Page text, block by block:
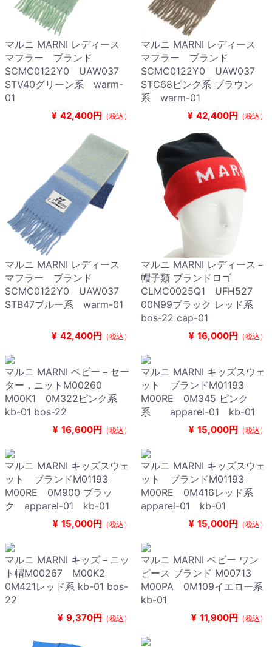
マルニ MARNI レディース
マフラー ブランド
SCMC0122Y0 UAW037
STV40グリーン系 warm-
01
¥ 42,400円 （税込）
マルニ MARNI レディース
マフラー ブランド
SCMC0122Y0 UAW037
STC68ピンク系 ブラウン
系 warm-01
¥ 42,400円 （税込）
マルニ MARNI レディース
マフラー ブランド
SCMC0122Y0 UAW037
STB47ブルー系 warm-01
¥ 42,400円 （税込）
マルニ MARNI レディース－
帽子類 ブランドロゴ
CLMC0025Q1 UFH527
00N99ブラック レッド系
bos-22 cap-01
¥ 16,000円 （税込）
マルニ MARNI ベビー－セー
ター，ニットM00260
M00K1 0M322ピンク系
kb-01 bos-22
¥ 16,600円 （税込）
マルニ MARNI キッズスウェ
ット ブランドM01193
M00RE 0M345 ピンク
系 apparel-01 kb-01
¥ 15,000円 （税込）
マルニ MARNI キッズスウェ
ット ブランドM01193
M00RE 0M900 ブラッ
ク apparel-01 kb-01
¥ 15,000円 （税込）
マルニ MARNI キッズスウェ
ット ブランドM01193
M00RE 0M416レッド系
apparel-01 kb-01
¥ 15,000円 （税込）
マルニ MARNI キッズ－ニッ
ト帽M00267 M00K2
0M421レッド系 kb-01 bos-
22
¥ 9,370円 （税込）
マルニ MARNI ベビー ワン
ピース ブランド M00713
M00PA 0M109イエロー系
kb-01
¥ 11,900円 （税込）